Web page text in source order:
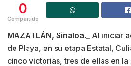
0
Compartido
MAZATLÁN, Sinaloa._
Al iniciar
de Playa, en su etapa Estatal,
cinco victorias, tres de ellas en la